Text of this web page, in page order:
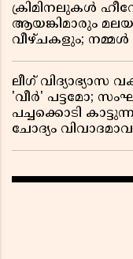
ക്രിമിനലുകൾ
ആയങ്കിമാരും
വീഴ്ചകളും;
ലീഗ്
'വീർ' പട്ടമോ;
പച്ചക്കൊടി
ചോദ്യം